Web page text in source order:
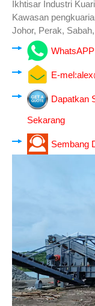
Ikhtisar Industri
Kawasan
Johor, Perak,
WhatsAPP
E-mel:
Dapatkan
Sekarang
Sembang